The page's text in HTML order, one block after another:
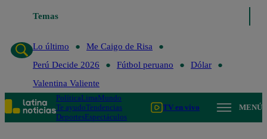
Temas
Lo último
Me Caigo de Risa
Perú Decide 2026
Fútbol peruano
Dólar
Valentina Valiente
PolíticaLimaMundo
Te ayudoTendencias
DeportesEspectáculos
TV en vivo MENÚ